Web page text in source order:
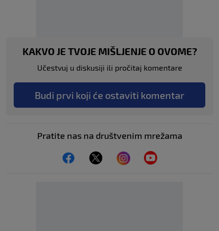
KAKVO JE TVOJE MIŠLJENJE O OVOME?
Učestvuj u diskusiji ili pročitaj komentare
Budi prvi koji će ostaviti komentar
Pratite nas na društvenim mrežama